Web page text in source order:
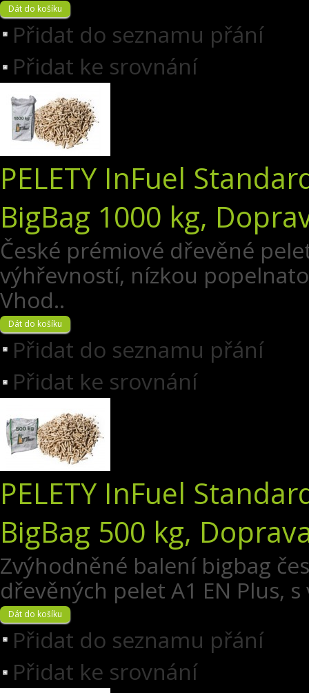
Přidat do seznamu přání
Přidat ke srovnání
PELETY InFuel
BigBag 1000 kg,
České prémiové dřevěné
výhřevností, nízkou
Vhod..
Přidat do seznamu přání
Přidat ke srovnání
PELETY InFuel
BigBag 500 kg,
Zvýhodněné balení bigbag
dřevěných pelet A1 EN Plus, s
Přidat do seznamu přání
Přidat ke srovnání